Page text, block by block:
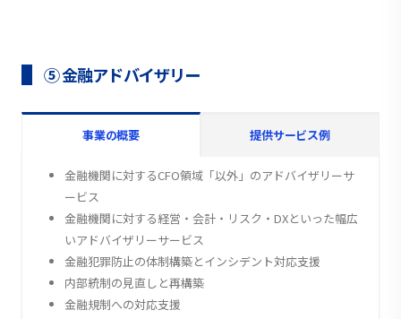
⑤ 金融アドバイザリー
事業の概要 提供サービス例
金融機関に対するCFO領域「以外」のアドバイザリーサ
ービス
金融機関に対する経営・会計・リスク・DXといった幅広
いアドバイザリーサービス
金融犯罪防止の体制構築とインシデント対応支援
内部統制の見直しと再構築
金融規制への対応支援